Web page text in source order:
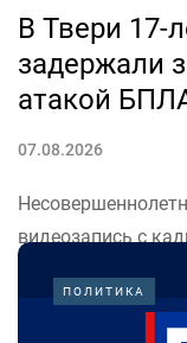
В Твери 17-
задержали
атакой
07.08.2026
видеозапись с
УМВД России по
ПОЛИТИКА